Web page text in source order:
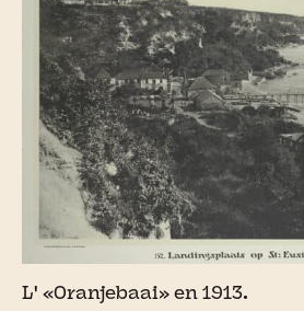
L' «Oranjebaai» en 1913.